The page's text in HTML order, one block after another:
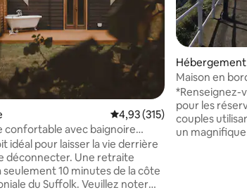
la base de 107 commentaires : 4,99 sur 5
Évaluation moyenne sur la
4,93 (315)
confortable avec baignoire
à remous et poêle à bois
idéal pour laisser la vie derrière
déconnecter. Une retraite
seulement 10 minutes de la côte
du Suffolk. Veuillez noter
Hébergement
Maison en
située
*Renseignez-
pour les
couples utilisant 1 lit* East
un